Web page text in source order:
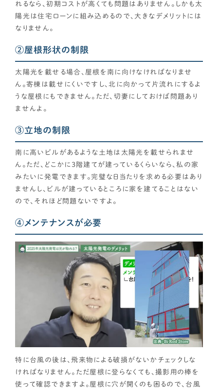
れるなら、初期コストが高くても問題はありません。しかも太
陽光は住宅ローンに組み込めるので、大きなデメリットには
なりません。
②屋根形状の制限
太陽光を載せる場合、屋根を南に向けなければなりませ
ん。寄棟は載せにくいですし、北に向かって片流れにするよ
うな屋根にもできません。ただ、切妻にしておけば問題あり
ませんよ。
③立地の制限
南に高いビルがあるような土地は太陽光を載せられませ
ん。ただ、どこかに3階建てが建っているくらいなら、私の家
みたいに発電できます。完璧な日当たりを求める必要はあり
ませんし、ビルが建っているところに家を建てることはない
ので、それほど問題ないですよ。
④メンテナンスが必要
特に台風の後は、飛来物による破損がないかチェックしな
ければなりません。ただ屋根に登らなくても、撮影用の棒を
使って確認できますよ。屋根に穴が開くのも困るので、台風